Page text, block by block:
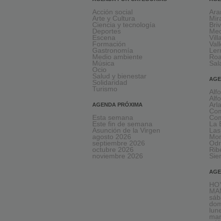
Acción social
Arte y Cultura
Ciencia y tecnología
Deportes
Escena
Formación
Gastronomía
Medio ambiente
Música
Ocio
Salud y bienestar
Solidaridad
Turismo
AGENDA PRÓXIMA
Esta semana
Este fin de semana
Asunción de la Virgen
agosto 2026
septiembre 2026
octubre 2026
noviembre 2026
Roa
La